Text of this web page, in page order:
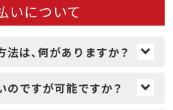
即時ダウンロードして
すので、テキストの配送
よって若干の遅れが出る場
い。
いについて
は、何がありますか？
クレジットカード」「銀行
のですが可能ですか？